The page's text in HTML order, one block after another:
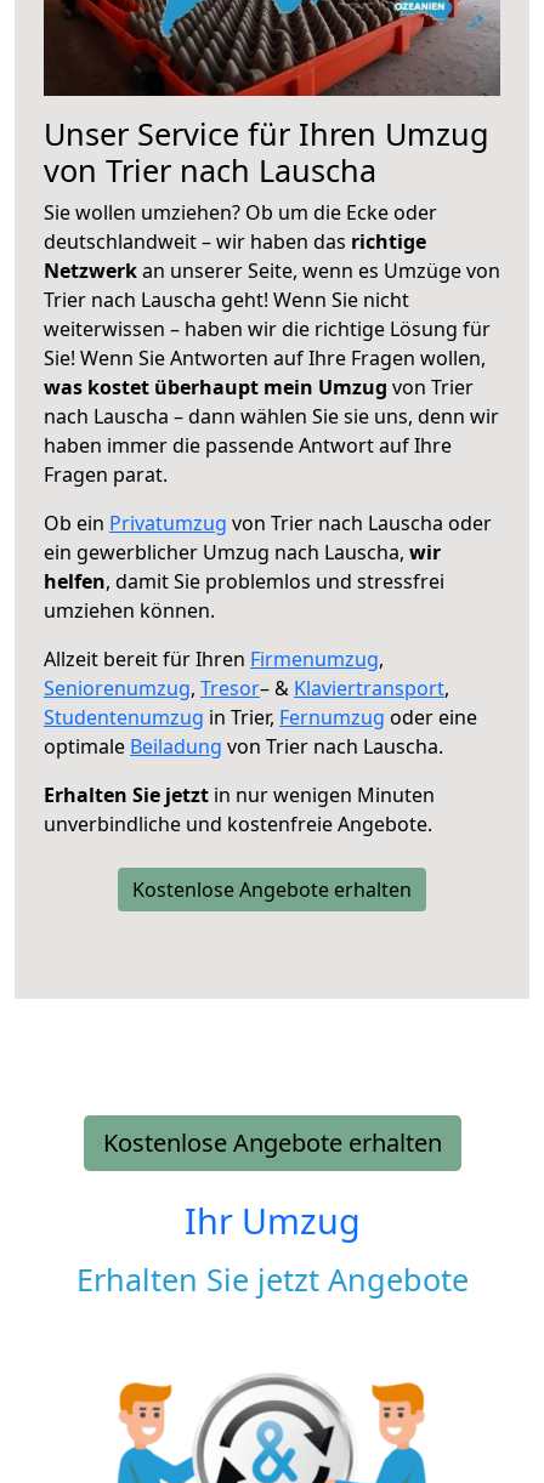
Unser Service für Ihren Umzug
von Trier nach Lauscha
Sie wollen umziehen? Ob um die Ecke oder
deutschlandweit – wir haben das richtige
Netzwerkan unserer Seite, wenn es Umzüge von
Trier nach Lauscha geht! Wenn Sie nicht
weiterwissen – haben wir die richtige Lösung für
Sie! Wenn Sie Antworten auf Ihre Fragen wollen,
was kostet überhaupt mein Umzug von Trier
nach Lauscha – dann wählen Sie sie uns, denn wir
haben immer die passende Antwort auf Ihre
Fragen parat.
Ob ein Privatumzug von Trier nach Lauscha oder
ein gewerblicher Umzug nach Lauscha, wir
helfen, damit Sie problemlos und stressfrei
umziehen können.
Allzeit bereit für Ihren Firmenumzug,
Seniorenumzug, Tresor– & Klaviertransport,
Studentenumzug in Trier, Fernumzug oder eine
optimale Beiladung von Trier nach Lauscha.
Erhalten Sie jetzt in nur wenigen Minuten
unverbindliche und kostenfreie Angebote.
Kostenlose Angebote erhalten
Kostenlose Angebote erhalten
Ihr Umzug
Erhalten Sie jetzt Angebote